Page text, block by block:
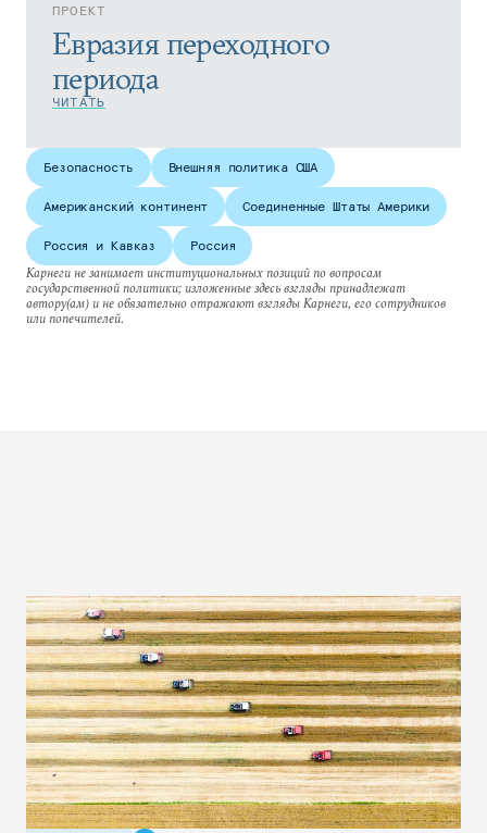
ПРОЕКТ
Евразия переходного
периода
ЧИТАТЬ
Безопасность Внешняя политика США
Американский континент Соединенные Штаты Америки
Россия и Кавказ
Россия
Карнеги не занимает институциональных позиций по вопросам
государственной политики; изложенные здесь взгляды принадлежат
автору(ам) и не обязательно отражают взгляды Карнеги, его сотрудников
или попечителей.